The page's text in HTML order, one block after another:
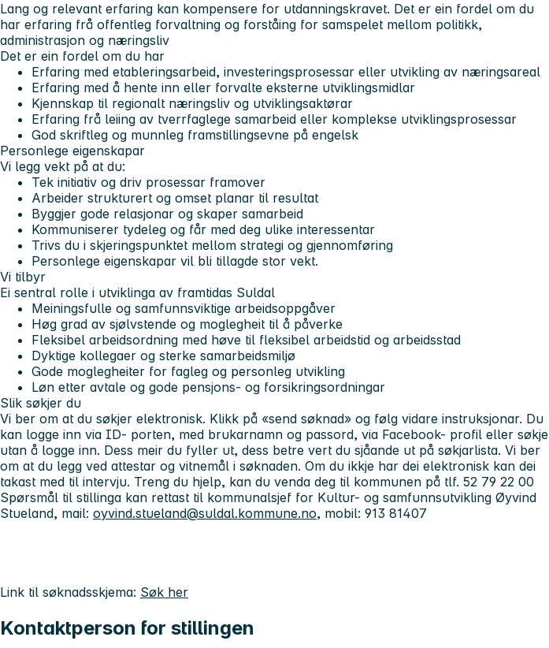
Lang og relevant erfaring kan kompensere for utdanningskravet. Det er ein fordel om du
har erfaring frå offentleg forvaltning og forståing for samspelet mellom politikk,
administrasjon og næringsliv
Det er ein fordel om du har
Erfaring med etableringsarbeid, investeringsprosessar eller utvikling av næringsareal
Erfaring med å hente inn eller forvalte eksterne utviklingsmidlar
Kjennskap til regionalt næringsliv og utviklingsaktørar
Erfaring frå leiing av tverrfaglege samarbeid eller komplekse utviklingsprosessar
God skriftleg og munnleg framstillingsevne på engelsk
Personlege eigenskapar
Vi legg vekt på at du:
Tek initiativ og driv prosessar framover
Arbeider strukturert og omset planar til resultat
Byggjer gode relasjonar og skaper samarbeid
Kommuniserer tydeleg og får med deg ulike interessentar
Trivs du i skjeringspunktet mellom strategi og gjennomføring
Personlege eigenskapar vil bli tillagde stor vekt.
Vi tilbyr
Ei sentral rolle i utviklinga av framtidas Suldal
Meiningsfulle og samfunnsviktige arbeidsoppgåver
Høg grad av sjølvstende og moglegheit til å påverke
Fleksibel arbeidsordning med høve til fleksibel arbeidstid og arbeidsstad
Dyktige kollegaer og sterke samarbeidsmiljø
Gode moglegheiter for fagleg og personleg utvikling
Løn etter avtale og gode pensjons- og forsikringsordningar
Slik søkjer du
Vi ber om at du søkjer elektronisk. Klikk på «send søknad» og følg vidare instruksjonar. Du
kan logge inn via ID- porten, med brukarnamn og passord, via Facebook- profil eller søkje
utan å logge inn. Dess meir du fyller ut, dess betre vert du sjåande ut på søkjarlista. Vi ber
om at du legg ved attestar og vitnemål i søknaden. Om du ikkje har dei elektronisk kan dei
takast med til intervju. Treng du hjelp, kan du venda deg til kommunen på tlf. 52 79 22 00
Spørsmål til stillinga kan rettast til kommunalsjef for Kultur- og samfunnsutvikling Øyvind
Stueland, mail: oyvind.stueland@suldal.kommune.no, mobil: 913 81407
Link til søknadsskjema: Søk her
Kontaktperson for stillingen